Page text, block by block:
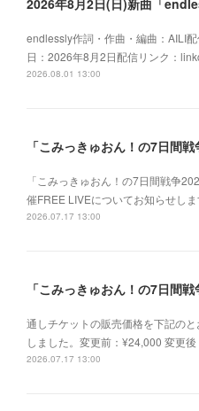
endlessly作詞・作曲・編曲：AILI配
日：2026年8月2日配信リンク：
2026.08.01 13:00
「こみっきゅおん！の7日間戦争
催FREE LIVEについてお知らせし
2026.07.17 13:00
通しチケットの販売価格を下記の
しました。変更前：¥24,000 変更後
2026.07.17 13:00